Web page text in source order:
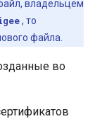
владельцем
, то
файла.
во